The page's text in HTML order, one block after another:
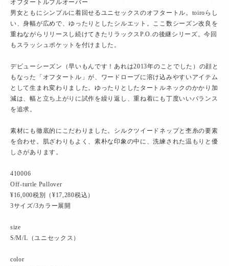
オフタートルプルオーバー
男女ともにシンプルに着回せるユニセックスのオフタートル。toiroらし
い、身幅が広めで、ゆったりとしたシルエット。ここ数シーズン改良を
重ねながらリリースし続けてきたリラックスP.O.の後継シリーズ。今回
もスラッシュポケットを付けました。
デビューシーズン（早いもんです！あれは2013年のことでした）の顔と
もなった「オフタートル」が、ワードローブに溶け込みやすいアイテム
として生まれ変わりました。ゆったりとしたタートルネックのかかり加
減は、幅と立ち上がりに試作を繰り返し、重ね着にも丁度いいバランス
を追求。
素材にも徹底的にこだわりました。シルクツイードネップと杢糸の要素
を合わせ。肌ざわりもよく、素朴な印象の中に、洗練された温もりと優
しさがあります。
410006
Off-turtle Pullover
¥16,000税別（¥17,280税込）
3サイズ/3カラー展開
size
S/M/L（ユニセックス）
color